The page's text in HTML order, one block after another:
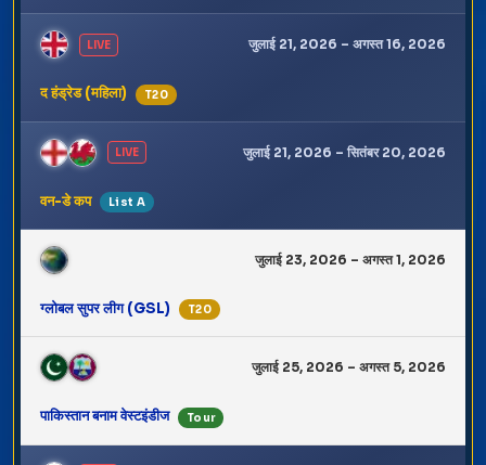
द हंड्रेड (महिला) T20
जुलाई 21, 2026 – अगस्त 16, 2026
LIVE
वन-डे कप List A
जुलाई 21, 2026 – सितंबर 20, 2026
LIVE
ग्लोबल सुपर लीग (GSL) T20
जुलाई 23, 2026 – अगस्त 1, 2026
पाकिस्तान बनाम वेस्टइंडीज Tour
जुलाई 25, 2026 – अगस्त 5, 2026